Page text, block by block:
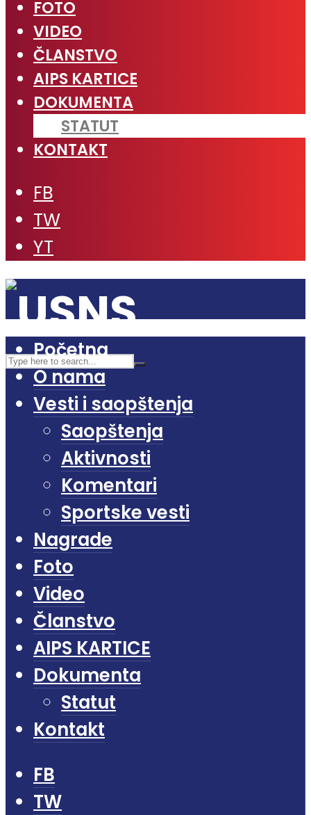
FOTO
VIDEO
ČLANSTVO
AIPS KARTICE
DOKUMENTA
STATUT
KONTAKT
FB
TW
YT
Početna
O nama
Vesti i saopštenja
Saopštenja
Aktivnosti
Komentari
Sportske vesti
Nagrade
Foto
Video
Članstvo
AIPS KARTICE
Dokumenta
Statut
Kontakt
FB
TW